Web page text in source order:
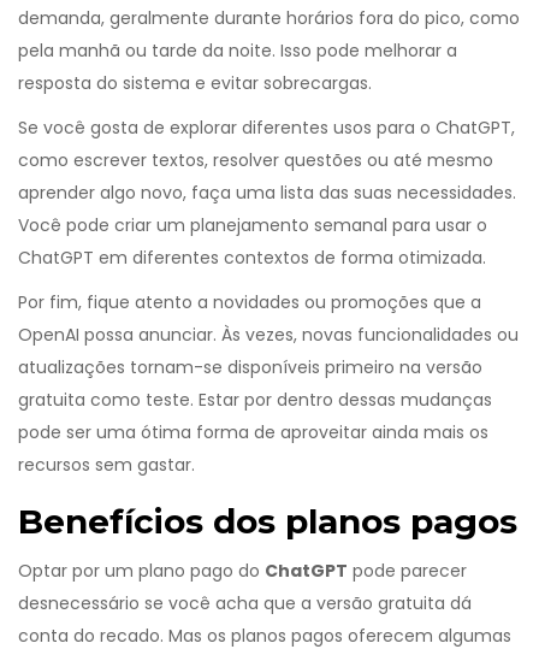
demanda, geralmente durante horários fora do pico, como
pela manhã ou tarde da noite. Isso pode melhorar a
resposta do sistema e evitar sobrecargas.
Se você gosta de explorar diferentes usos para o ChatGPT,
como escrever textos, resolver questões ou até mesmo
aprender algo novo, faça uma lista das suas necessidades.
Você pode criar um planejamento semanal para usar o
ChatGPT em diferentes contextos de forma otimizada.
Por fim, fique atento a novidades ou promoções que a
OpenAI possa anunciar. Às vezes, novas funcionalidades ou
atualizações tornam-se disponíveis primeiro na versão
gratuita como teste. Estar por dentro dessas mudanças
pode ser uma ótima forma de aproveitar ainda mais os
recursos sem gastar.
Benefícios dos planos pagos
Optar por um plano pago do ChatGPT pode parecer
desnecessário se você acha que a versão gratuita dá
conta do recado. Mas os planos pagos oferecem algumas